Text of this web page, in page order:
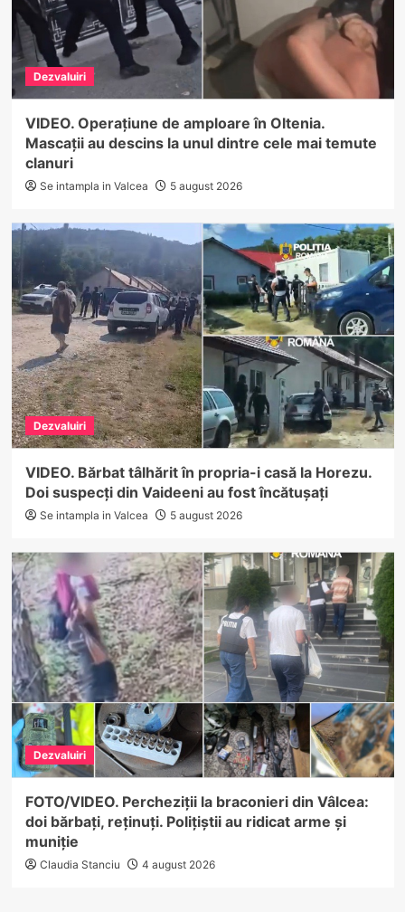
Dezvaluiri
VIDEO. Operațiune de amploare în Oltenia.
Mascații au descins la unul dintre cele mai temute
clanuri
Se intampla in Valcea 5 august 2026
Dezvaluiri
VIDEO. Bărbat tâlhărit în propria-i casă la Horezu.
Doi suspecți din Vaideeni au fost încătușați
Se intampla in Valcea 5 august 2026
Dezvaluiri
FOTO/VIDEO. Percheziții la braconieri din Vâlcea:
doi bărbați, reținuți. Polițiștii au ridicat arme și
muniție
Claudia Stanciu 4 august 2026